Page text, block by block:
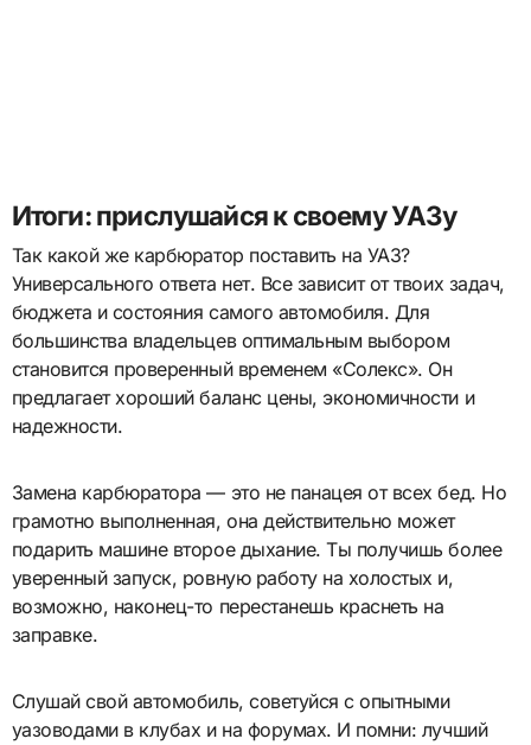
Итоги: прислушайся к своему УАЗу
Так какой же карбюратор поставить на УАЗ?
Универсального ответа нет. Все зависит от твоих задач,
бюджета и состояния самого автомобиля. Для
большинства владельцев оптимальным выбором
становится проверенный временем «Солекс». Он
предлагает хороший баланс цены, экономичности и
надежности.
Замена карбюратора — это не панацея от всех бед. Но
грамотно выполненная, она действительно может
подарить машине второе дыхание. Ты получишь более
уверенный запуск, ровную работу на холостых и,
возможно, наконец-то перестанешь краснеть на
заправке.
Слушай свой автомобиль, советуйся с опытными
уазоводами в клубах и на форумах. И помни: лучший